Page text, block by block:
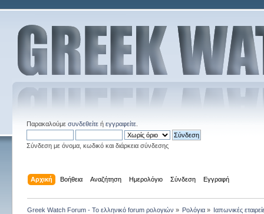
Παρακαλούμε συνδεθείτεή εγγραφείτε.
Σύνδεση με όνομα, κωδικό και διάρκεια σύνδεσης
Αρχική Βοήθεια Αναζήτηση Ημερολόγιο Σύνδεση Εγγραφή
Greek Watch Forum - Το ελληνικό forum ρολογιών » Ρολόγια » Ιαπωνικές